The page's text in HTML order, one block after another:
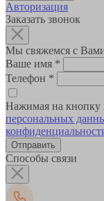
Авторизация
Заказать звонок
Мы свяжемся с
Ваше имя *
Телефон *
Нажимая на кнопку
персональных
Способы связи